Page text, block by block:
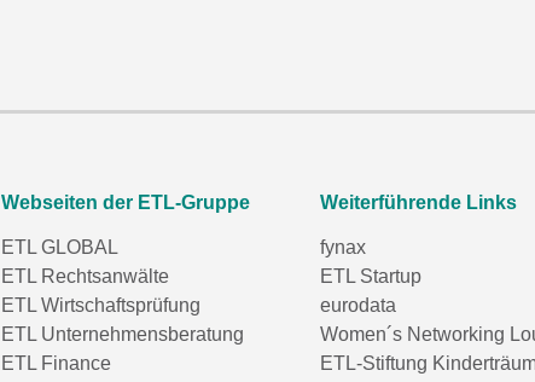
Webseiten der ETL-Gruppe
ETL GLOBAL
ETL Rechtsanwälte
ETL Wirtschaftsprüfung
ETL Unternehmensberatung
ETL Finance
Weiterführende Links
fynax
ETL Startup
eurodata
Women´s Networking
ETL-Stiftung